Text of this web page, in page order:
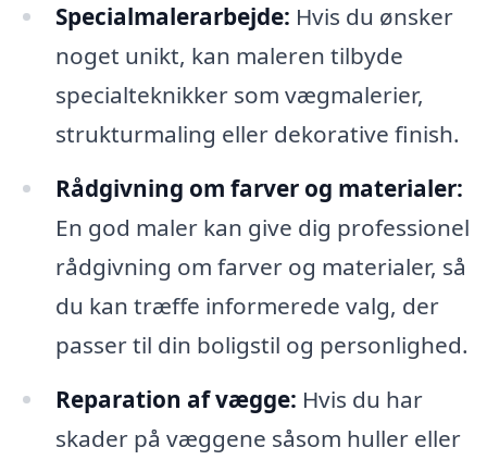
Specialmalerarbejde: Hvis du ønsker
noget unikt, kan maleren tilbyde
specialteknikker som vægmalerier,
strukturmaling eller dekorative finish.
Rådgivning om farver og materialer:
En god maler kan give dig professionel
rådgivning om farver og materialer, så
du kan træffe informerede valg, der
passer til din boligstil og personlighed.
Reparation af vægge: Hvis du har
skader på væggene såsom huller eller